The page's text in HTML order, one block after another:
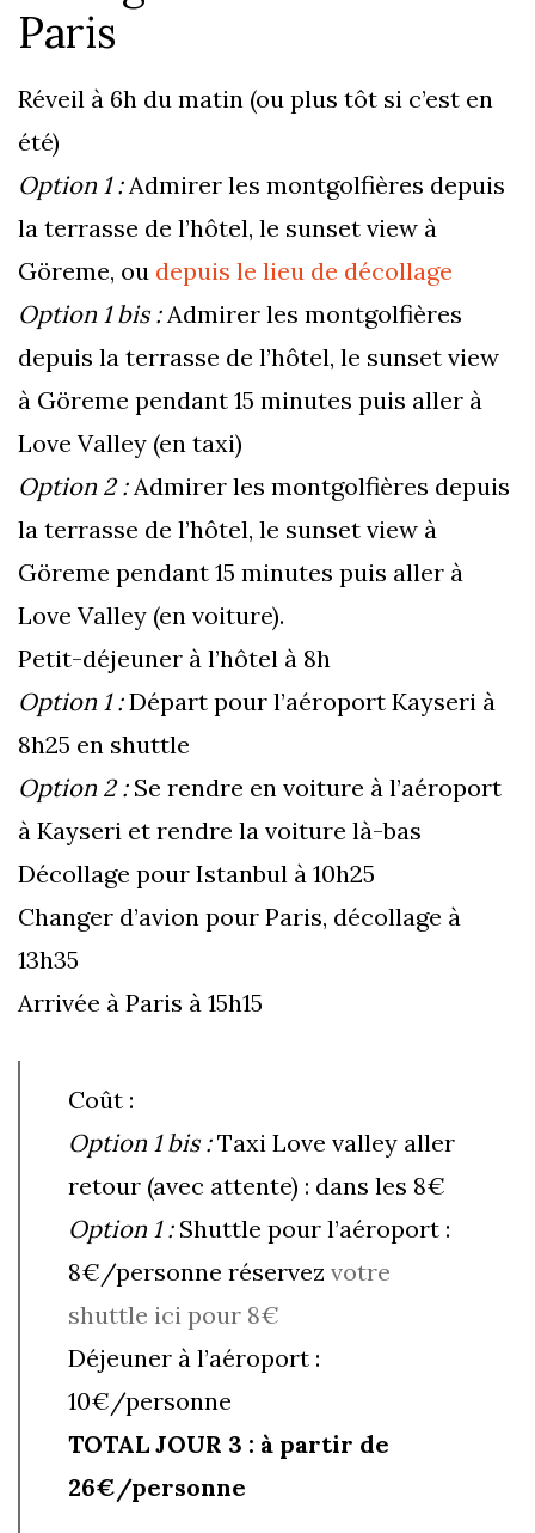
Paris
Réveil à 6h du matin (ou plus tôt si c’est en
été)
Option 1 :Admirer les montgolfières depuis
la terrasse de l’hôtel, le sunset view à
Göreme, ou depuis le lieu de décollage
Option 1 bis :Admirer les montgolfières
depuis la terrasse de l’hôtel, le sunset view
à Göreme pendant 15 minutes puis aller à
Love Valley (en taxi)
Option 2 :Admirer les montgolfières depuis
la terrasse de l’hôtel, le sunset view à
Göreme pendant 15 minutes puis aller à
Love Valley (en voiture).
Petit-déjeuner à l’hôtel à 8h
Option 1 :Départ pour l’aéroport Kayseri à
8h25 en shuttle
Option 2 :Se rendre en voiture à l’aéroport
à Kayseri et rendre la voiture là-bas
Décollage pour Istanbul à 10h25
Changer d’avion pour Paris, décollage à
13h35
Arrivée à Paris à 15h15
Coût :
Option 1 bis :Taxi Love valley aller
retour (avec attente) : dans les 8€
Option 1 :Shuttle pour l’aéroport :
8€/personne réservez votre
shuttle ici pour 8€
Déjeuner à l’aéroport :
10€/personne
TOTAL JOUR 3 : à partir de
26€/personne